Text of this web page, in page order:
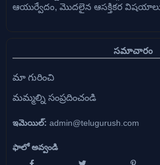
ఆయుర్వేదం, మొదలైన ఆసక్తికర విషయాలు
సమాచారం
మా గురించి
మమ్మల్ని సంప్రదించండి
ఇమెయిల్: admin@telugurush.com
ఫాలో అవ్వండి